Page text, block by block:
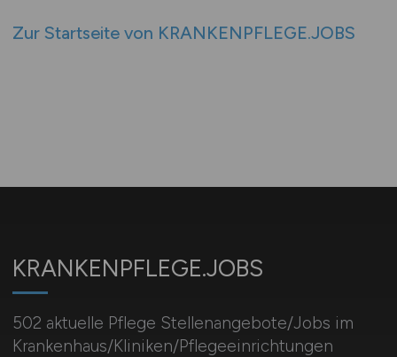
Zur Startseite von KRANKENPFLEGE.JOBS
KRANKENPFLEGE.JOBS
502 aktuelle Pflege Stellenangebote/Jobs im
Krankenhaus/Kliniken/Pflegeeinrichtungen